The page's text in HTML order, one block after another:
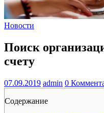
Новости
Поиск
счету
07.09.2019 admin 0
Содержание